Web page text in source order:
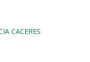
CACERES